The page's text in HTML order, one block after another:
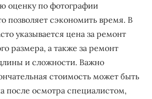
оценку по фотографии
позволяет сэкономить время. В
указывается цена за ремонт
размера‚ а также за ремонт
и сложности. Важно
стоимость может быть
после осмотра специалистом‚